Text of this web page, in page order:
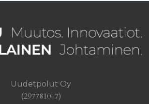
Uudetpolut Oy
(2977810-7)